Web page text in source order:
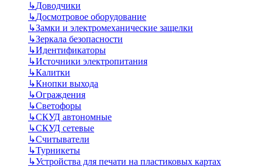
↳Доводчики
↳Досмотровое оборудование
↳Замки и электромеханические защелки
↳Зеркала безопасности
↳Идентификаторы
↳Источники электропитания
↳Калитки
↳Кнопки выхода
↳Ограждения
↳Светофоры
↳СКУД автономные
↳СКУД сетевые
↳Считыватели
↳Турникеты
↳Устройства для печати на пластиковых картах